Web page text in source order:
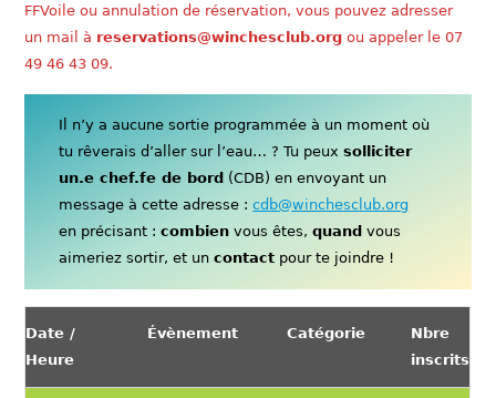
FFVoile ou annulation de réservation, vous pouvez adresser
un mail à reservations@winchesclub.org ou appeler le 07
49 46 43 09.
Il n’y a aucune sortie programmée à un moment où
tu rêverais d’aller sur l’eau… ? Tu peuxsolliciter
un.e chef.fe de bord (CDB) en envoyant un
message à cette adresse :cdb@winchesclub.org
en précisant :combien vous êtes,quand vous
aimeriez sortir, et uncontact pour te joindre !
Date /
Heure
Évènement Catégorie
Nbre
inscrits